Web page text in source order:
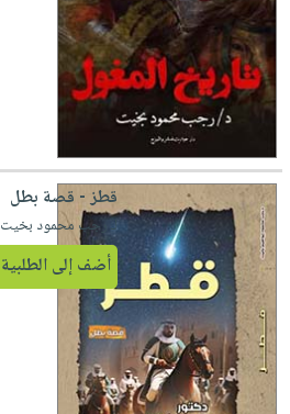
قطز - قصة بطل
لـ رجب محمود بخيت
أضف إلى الطلبية